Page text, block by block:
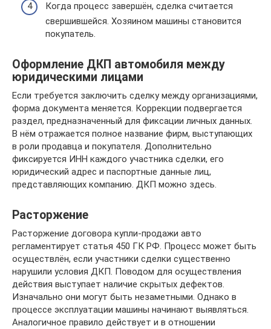
Когда процесс завершён, сделка считается
свершившейся. Хозяином машины становится
покупатель.
Оформление ДКП автомобиля между
юридическими лицами
Если требуется заключить сделку между организациями,
форма документа меняется. Коррекции подвергается
раздел, предназначенный для фиксации личных данных.
В нём отражается полное название фирм, выступающих
в роли продавца и покупателя. Дополнительно
фиксируется ИНН каждого участника сделки, его
юридический адрес и паспортные данные лиц,
представляющих компанию. ДКП можно здесь.
Расторжение
Расторжение договора купли-продажи авто
регламентирует статья 450 ГК РФ. Процесс может быть
осуществлён, если участники сделки существенно
нарушили условия ДКП. Поводом для осуществления
действия выступает наличие скрытых дефектов.
Изначально они могут быть незаметными. Однако в
процессе эксплуатации машины начинают выявляться.
Аналогичное правило действует и в отношении